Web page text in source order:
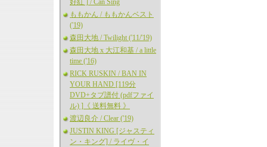
好紅 ] / Can Sing
ももかん / ももかんベスト
('19)
森田大地 / Twilight ('11/'19)
森田大地 x 大江和基 / a little
time ('16)
RICK RUSKIN / BAN IN
YOUR HAND [119分
DVD+タブ譜付 (pdfファイ
ル) ]《 送料無料 》
渡辺良介 / Clear ('19)
JUSTIN KING [ジャスティ
ン・キング] / ライヴ・イ